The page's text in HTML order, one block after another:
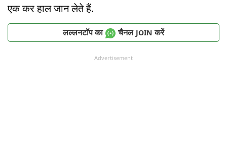
एक कर हाल जान लेते हैं.
लल्लनटॉप का चैनल JOIN करें
Advertisement